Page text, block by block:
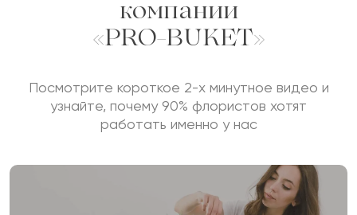
компании
«PRO-BUKET»
Посмотрите короткое 2-х минутное видео и
узнайте, почему 90% флористов хотят
работать именно у нас